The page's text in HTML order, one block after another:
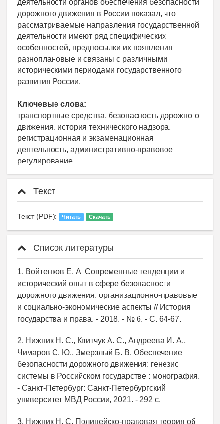
деятельности органов обеспечения безопасности
дорожного движения в России показал, что
рассматриваемые направления государственной
деятельности имеют ряд специфических
особенностей, предпосылки их появления
разноплановые и связаны с различными
историческими периодами государственного
развития России.
Ключевые слова:
транспортные средства, безопасность дорожного
движения, история технического надзора,
регистрационная и экзаменационная
деятельность, административно-правовое
регулирование
Текст
Текст (PDF): Читать Скачать
Список литературы
1. Войтенков Е. А. Современные тенденции и
исторический опыт в сфере безопасности
дорожного движения: организационно-правовые
и социально-экономические аспекты // История
государства и права. - 2018. - № 6. - С. 64-67.
2. Нижник Н. С., Квитчук А. С., Андреева И. А.,
Чимаров С. Ю., Змерзлый Б. В. Обеспечение
безопасности дорожного движения: генезис
системы в Российском государстве : монография.
- Санкт-Петербург: Санкт-Петербургский
университет МВД России, 2021. - 292 с.
3. Нижник Н. С. Полицейско-правовая теория об